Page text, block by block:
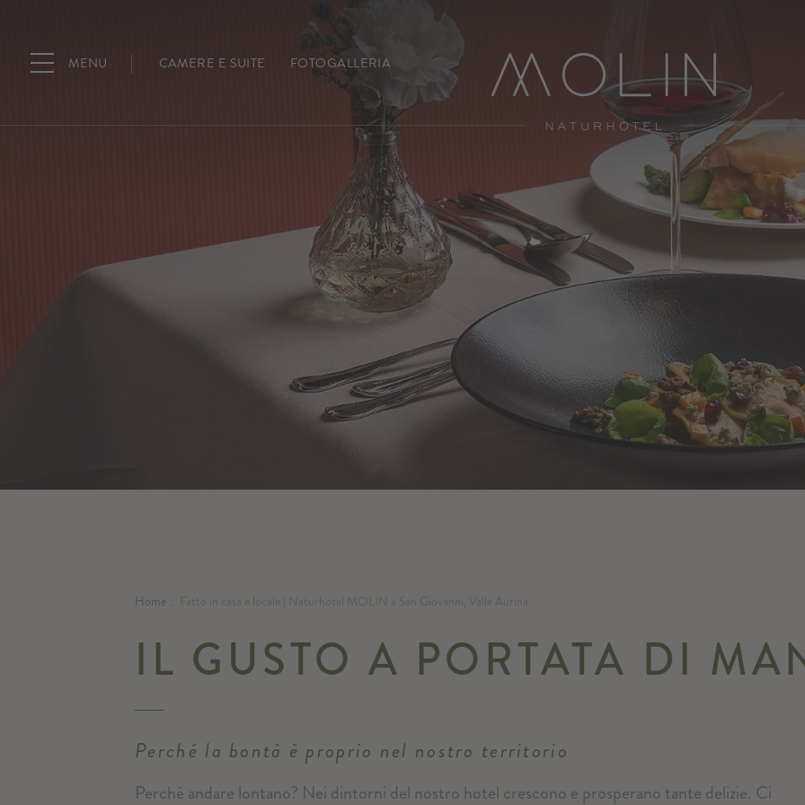
MENU CAMERE E SUITE FOTOGALLERIA
Home . Fatto in casa e locale | Naturhotel MOLIN a San Giovanni, Valle Aurina
IL GUSTO A PORTATA DI
Perché la bontà è proprio nel nostro territorio
Perché andare lontano? Nei dintorni del nostro hotel crescono e prosperano tante delizie. Ci